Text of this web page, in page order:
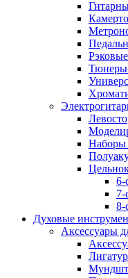
Наборы
6-
7-
8-
Духовые
Аксессуары